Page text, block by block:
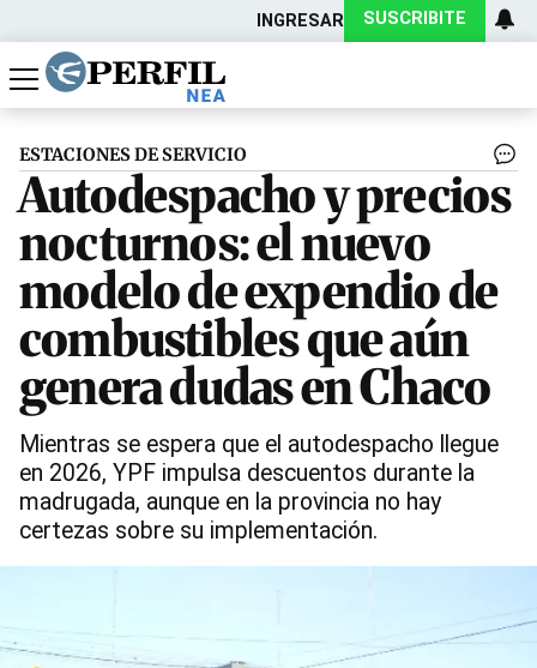
INGRESAR SUSCRIBITE
Política
Economía
Actualidad
ESTACIONES DE SERVICIO
Autodespacho y precios
nocturnos: el nuevo
modelo de expendio de
combustibles que aún
genera dudas en Chaco
Mientras se espera que el autodespacho llegue
en 2026, YPF impulsa descuentos durante la
madrugada, aunque en la provincia no hay
certezas sobre su implementación.